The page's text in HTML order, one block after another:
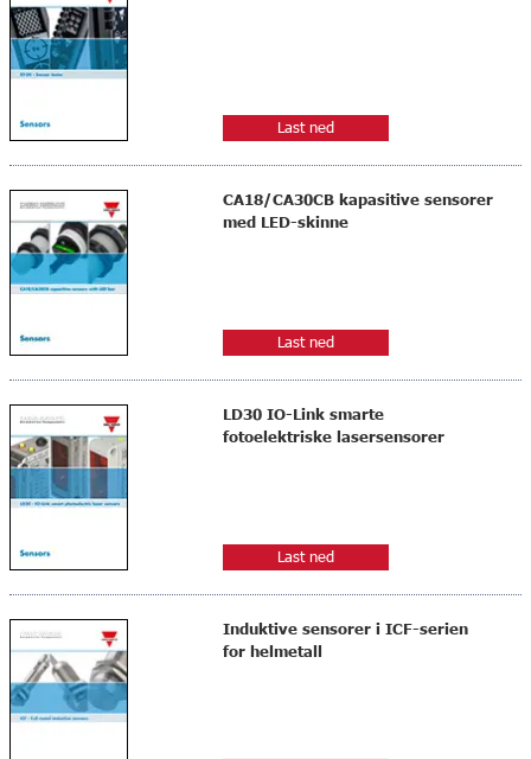
Last ned
CA18/CA30CB kapasitive sensorer
med LED-skinne
Last ned
LD30 IO-Link smarte
fotoelektriske lasersensorer
Last ned
Induktive sensorer i ICF-serien
for helmetall